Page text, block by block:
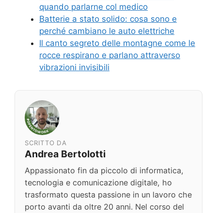
quando parlarne col medico
Batterie a stato solido: cosa sono e
perché cambiano le auto elettriche
Il canto segreto delle montagne come le
rocce respirano e parlano attraverso
vibrazioni invisibili
SCRITTO DA
Andrea Bertolotti
Appassionato fin da piccolo di informatica,
tecnologia e comunicazione digitale, ho
trasformato questa passione in un lavoro che
porto avanti da oltre 20 anni. Nel corso del